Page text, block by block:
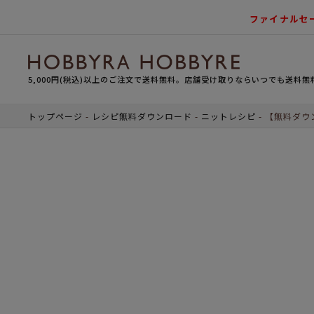
ファイナル
5,000円(税込)以上のご注文で送料無料。店舗受け取りならいつでも送料無
トップページ レシピ無料ダウンロード ニットレシピ 【無料ダ